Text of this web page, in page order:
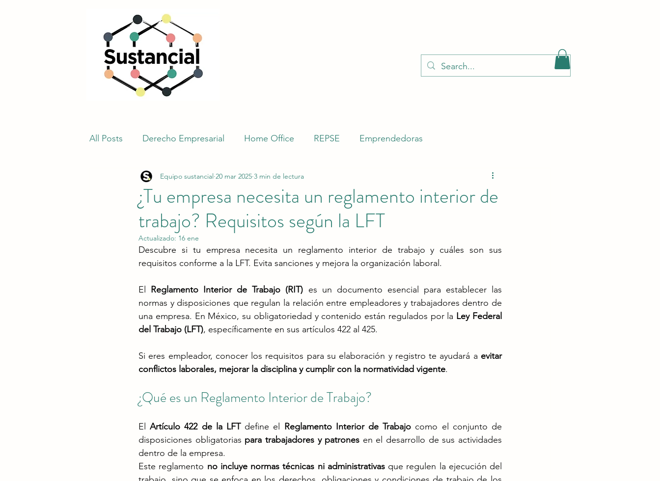
All Posts Derecho Empresarial Home Office REPSE Emprendedoras
Seguridad e higiene en el trabajo Feminismo
Construcción Obligaciones Patronales Empleador LFT
¿Tu empresa necesita un reglamento interior de
trabajo? Requisitos según la LFT
Equipo sustancial 20 mar 2025 3 min de lectura
Actualizado: 16 ene
Descubre si tu empresa necesita un reglamento interior de trabajo y cuáles son sus
requisitos conforme a la LFT. Evita sanciones y mejora la organización laboral.
El Reglamento Interior de Trabajo (RIT) es un documento esencial para establecer las
normas y disposiciones que regulan la relación entre empleadores y trabajadores dentro de
una empresa. En México, su obligatoriedad y contenido están regulados por la Ley Federal
del Trabajo (LFT), específicamente en sus artículos 422 al 425​.
Si eres empleador, conocer los requisitos para su elaboración y registro te ayudará a evitar
conflictos laborales, mejorar la disciplina y cumplir con la normatividad vigente.
¿Qué es un Reglamento Interior de Trabajo?
El Artículo 422 de la LFT define el Reglamento Interior de Trabajo como el conjunto de
disposiciones obligatorias para trabajadores y patrones en el desarrollo de sus actividades
dentro de la empresa​.
Este reglamento no incluye normas técnicas ni administrativas que regulen la ejecución del